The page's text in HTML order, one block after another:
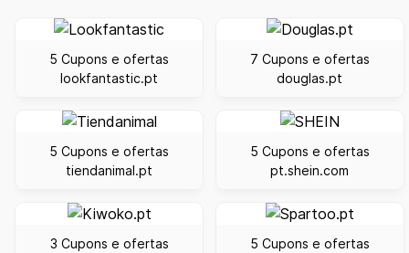
5 Cupons e ofertas
lookfantastic.pt
7 Cupons e ofertas
douglas.pt
5 Cupons e ofertas
tiendanimal.pt
5 Cupons e ofertas
pt.shein.com
3 Cupons e ofertas
5 Cupons e ofertas